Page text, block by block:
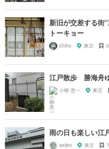
新旧が交差する街
トーキョー
chiho 東京
江戸散歩 勝海舟
小柳 恵一 東京
雨の日も楽しい江
seijiro 東京